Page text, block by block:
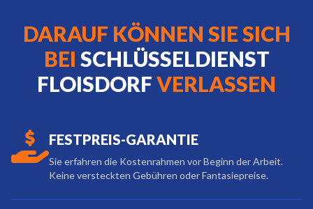
DARAUF KÖNNEN SIE SICH
BEI SCHLÜSSELDIENST
FLOISDORFVERLASSEN
FESTPREIS-GARANTIE
Sie erfahren die Kostenrahmen vor Beginn der Arbeit.
Keine versteckten Gebühren oder Fantasiepreise.